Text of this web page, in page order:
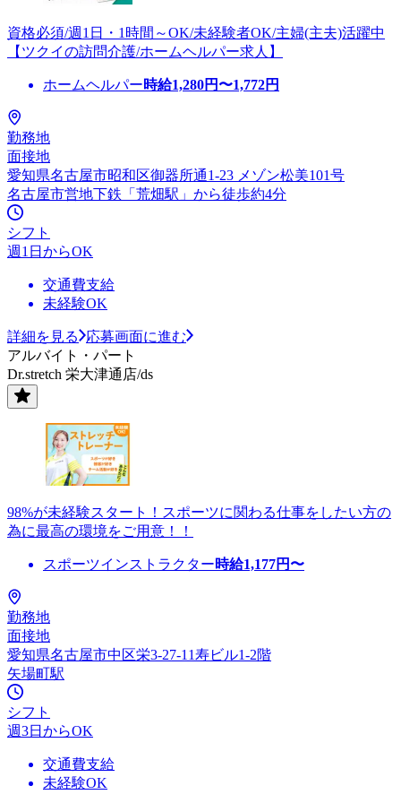
資格必須/週1日・1時間～OK/未経験者OK/主婦(主夫)活躍中
【ツクイの訪問介護/ホームヘルパー求人】
ホームヘルパー時給1,280円〜1,772円
勤務地
面接地
愛知県名古屋市昭和区御器所通1-23 メゾン松美101号
名古屋市営地下鉄「荒畑駅」から徒歩約4分
シフト
週1日からOK
交通費支給
未経験OK
詳細を見る
応募画面に進む
アルバイト・パート
Dr.stretch 栄大津通店/ds
98%が未経験スタート！スポーツに関わる仕事をしたい方の
為に最高の環境をご用意！！
スポーツインストラクター時給1,177円〜
勤務地
面接地
愛知県名古屋市中区栄3-27-11寿ビル1-2階
矢場町駅
シフト
週3日からOK
交通費支給
未経験OK